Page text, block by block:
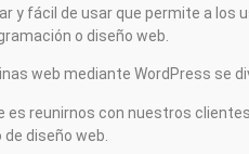
y fácil de usar que permite a los
o diseño web.
web mediante WordPress se
es reunirnos con nuestros
diseño web.